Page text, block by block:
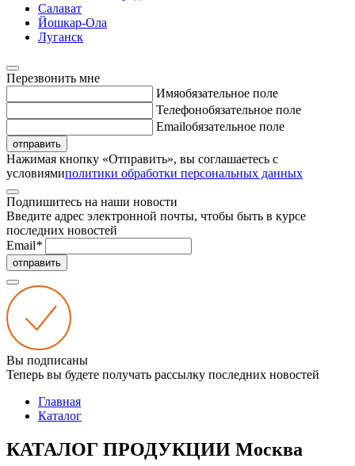
Салават
Йошкар-Ола
Луганск
Перезвонить мне
Имяобязательное поле
Телефонобязательное поле
Emailобязательное поле
отправить
Нажимая кнопку «Отправить», вы соглашаетесь с
условиямиполитики обработки персональных данных
Подпишитесь на наши новости
Введите адрес электронной почты, чтобы быть в курсе
последних новостей
Email*
отправить
Вы подписаны
Теперь вы будете получать рассылку последних новостей
Главная
Каталог
КАТАЛОГ ПРОДУКЦИИ Москва